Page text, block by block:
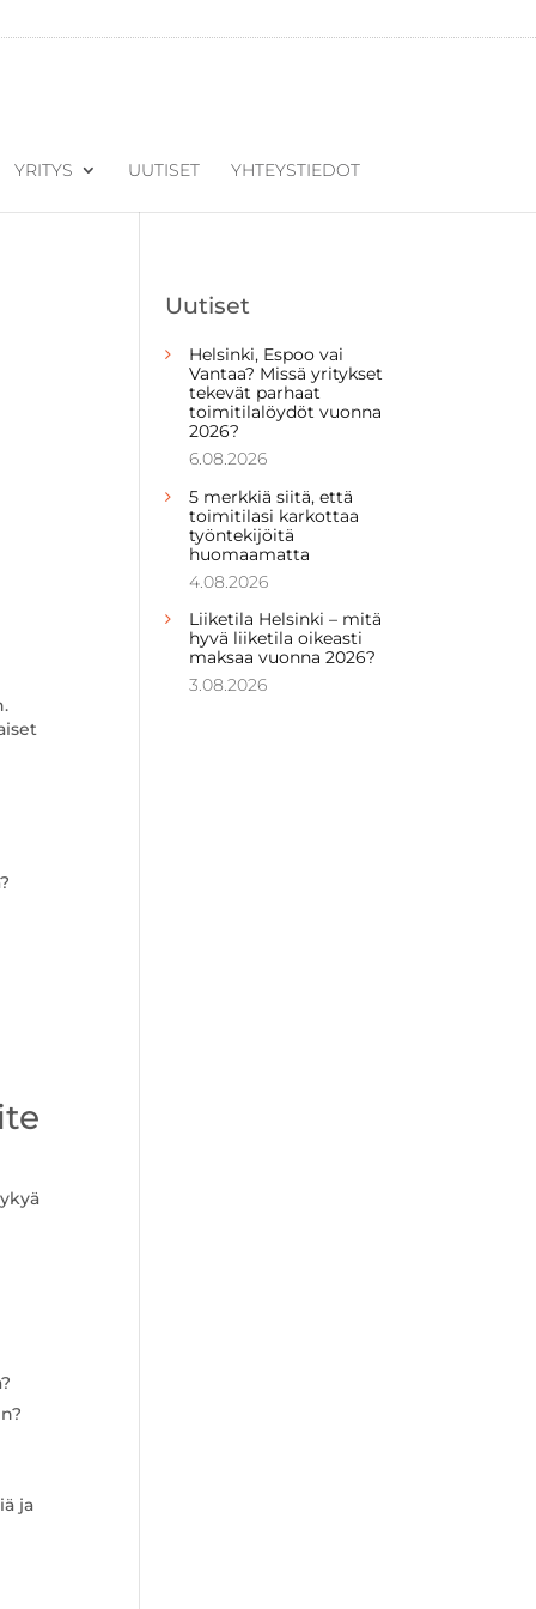
YRITYS UUTISET YHTEYSTIEDOT
ja
Uutiset
Helsinki, Espoo vai
Vantaa? Missä yritykset
tekevät parhaat
toimitilalöydöt vuonna
2026?
6.08.2026
5 merkkiä siitä, että
toimitilasi karkottaa
työntekijöitä
huomaamatta
4.08.2026
Liiketila Helsinki – mitä
hyvä liiketila oikeasti
maksaa vuonna 2026?
3.08.2026